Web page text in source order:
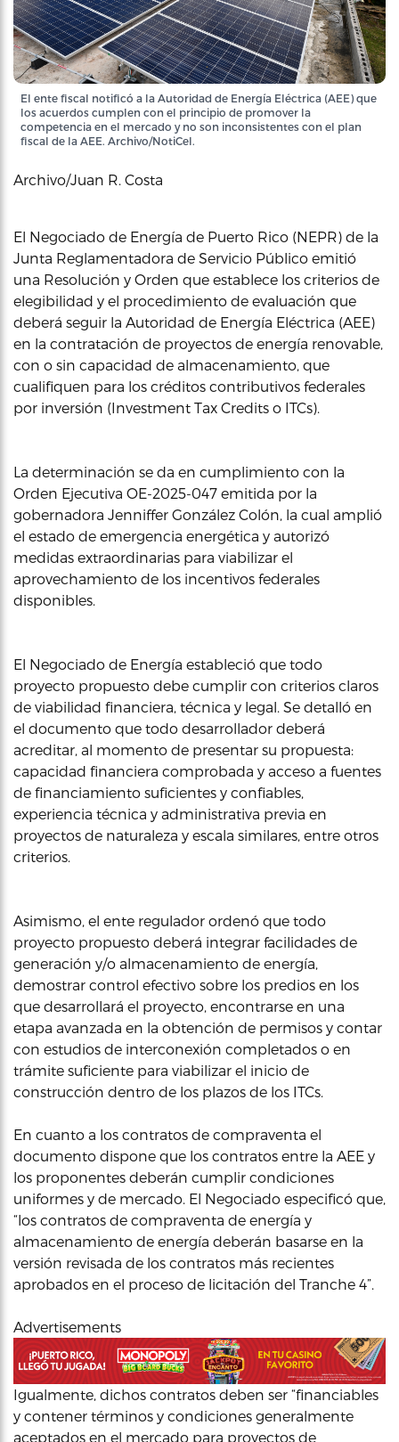
El ente fiscal notificó a la Autoridad de Energía Eléctrica (AEE) que
los acuerdos cumplen con el principio de promover la
competencia en el mercado y no son inconsistentes con el plan
fiscal de la AEE. Archivo/NotiCel.
Archivo/Juan R. Costa
El Negociado de Energía de Puerto Rico (NEPR) de la
Junta Reglamentadora de Servicio Público emitió
una Resolución y Orden que establece los criterios de
elegibilidad y el procedimiento de evaluación que
deberá seguir la Autoridad de Energía Eléctrica (AEE)
en la contratación de proyectos de energía renovable,
con o sin capacidad de almacenamiento, que
cualifiquen para los créditos contributivos federales
por inversión (Investment Tax Credits o ITCs).
La determinación se da en cumplimiento con la
Orden Ejecutiva OE-2025-047 emitida por la
gobernadora Jenniffer González Colón, la cual amplió
el estado de emergencia energética y autorizó
medidas extraordinarias para viabilizar el
aprovechamiento de los incentivos federales
disponibles.
El Negociado de Energía estableció que todo
proyecto propuesto debe cumplir con criterios claros
de viabilidad financiera, técnica y legal. Se detalló en
el documento que todo desarrollador deberá
acreditar, al momento de presentar su propuesta:
capacidad financiera comprobada y acceso a fuentes
de financiamiento suficientes y confiables,
experiencia técnica y administrativa previa en
proyectos de naturaleza y escala similares, entre otros
criterios.
Asimismo, el ente regulador ordenó que todo
proyecto propuesto deberá integrar facilidades de
generación y/o almacenamiento de energía,
demostrar control efectivo sobre los predios en los
que desarrollará el proyecto, encontrarse en una
etapa avanzada en la obtención de permisos y contar
con estudios de interconexión completados o en
trámite suficiente para viabilizar el inicio de
construcción dentro de los plazos de los ITCs.
En cuanto a los contratos de compraventa el
documento dispone que los contratos entre la AEE y
los proponentes deberán cumplir condiciones
uniformes y de mercado. El Negociado especificó que,
“los contratos de compraventa de energía y
almacenamiento de energía deberán basarse en la
versión revisada de los contratos más recientes
aprobados en el proceso de licitación del Tranche 4”.
Advertisements
Igualmente, dichos contratos deben ser “financiables
y contener términos y condiciones generalmente
aceptados en el mercado para proyectos de